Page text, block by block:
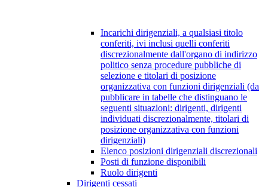
Incarichi dirigenziali, a qualsiasi titolo
conferiti, ivi inclusi quelli conferiti
discrezionalmente dall'organo di indirizzo
politico senza procedure pubbliche di
selezione e titolari di posizione
organizzativa con funzioni dirigenziali (da
pubblicare in tabelle che distinguano le
seguenti situazioni: dirigenti, dirigenti
individuati discrezionalmente, titolari di
posizione organizzativa con funzioni
dirigenziali)
Elenco posizioni dirigenziali discrezionali
Posti di funzione disponibili
Ruolo dirigenti
Dirigenti cessati